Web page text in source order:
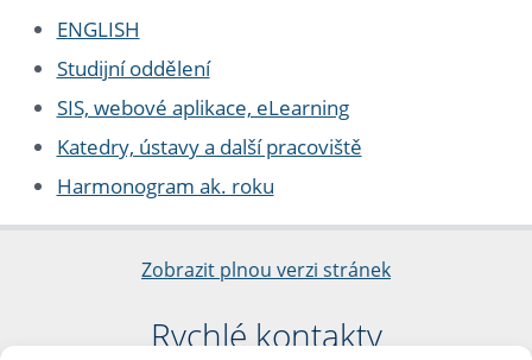
ENGLISH
Studijní oddělení
SIS, webové aplikace, eLearning
Katedry, ústavy a další pracoviště
Harmonogram ak. roku
Zobrazit plnou verzi stránek
Rychlé kontakty